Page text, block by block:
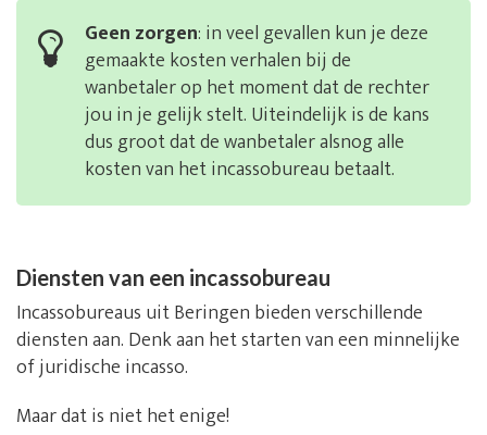
Geen zorgen: in veel gevallen kun je deze
gemaakte kosten verhalen bij de
wanbetaler op het moment dat de rechter
jou in je gelijk stelt. Uiteindelijk is de kans
dus groot dat de wanbetaler alsnog alle
kosten van het incassobureau betaalt.
Diensten van een incassobureau
Incassobureaus uit Beringen bieden verschillende
diensten aan. Denk aan het starten van een minnelijke
of juridische incasso.
Maar dat is niet het enige!